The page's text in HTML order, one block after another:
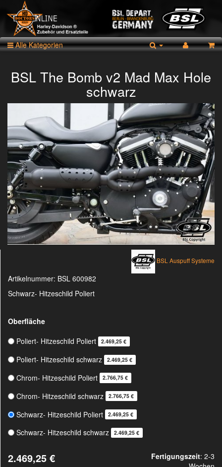
Alle Kategorien
BSL The Bomb v2 Mad Max Hole
schwarz
BSL Auspuff Systeme
Artikelnummer: BSL 600982
Schwarz- Hitzeschild Poliert
Oberfläche
Poliert- Hitzeschild Poliert
2.469,25 €
Poliert- Hitzeschild schwarz 2.469,25 €
Chrom- Hitzeschild Poliert 2.766,75 €
Chrom- Hitzeschild schwarz 2.766,75 €
Schwarz- Hitzeschild Poliert 2.469,25 €
Schwarz- Hitzeschild schwarz 2.469,25 €
2.469,25 € Fertigungszeit: 2-3